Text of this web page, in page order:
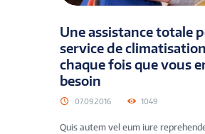
Une assistance totale
service de
chaque fois que vous
besoin
07.09.2016 1049
Quis autem vel eum iure